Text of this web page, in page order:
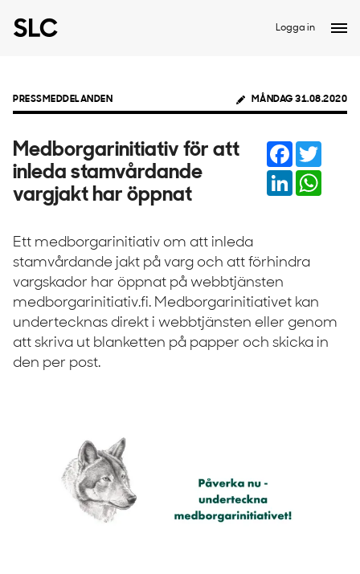
Logga in
PRESSMEDDELANDEN MÅNDAG 31.08.2020
Medborgarinitiativ för att
inleda stamvårdande
vargjakt har öppnat
Facebook
LinkedIn
Ett medborgarinitiativ om att inleda
stamvårdande jakt på varg och att förhindra
vargskador har öppnat på webbtjänsten
medborgarinitiativ.fi. Medborgarinitiativet kan
undertecknas direkt i webbtjänsten eller genom
att skriva ut blanketten på papper och skicka in
den per post.